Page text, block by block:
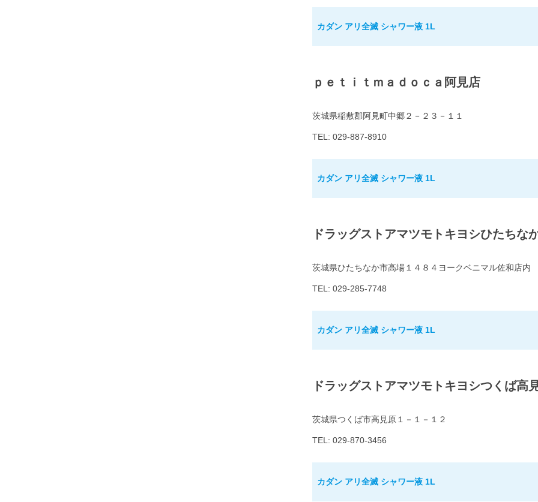
カダン アリ全滅 シャワー液 1L
ｐｅｔｉｔｍａｄｏｃａ阿見店
茨城県稲敷郡阿見町中郷２－２３－１１
TEL: 029-887-8910
カダン アリ全滅 シャワー液 1L
ドラッグストアマツモトキヨシひたちな
茨城県ひたちなか市高場１４８４ヨークベニマル佐和店内
TEL: 029-285-7748
カダン アリ全滅 シャワー液 1L
ドラッグストアマツモトキヨシつくば高
茨城県つくば市高見原１－１－１２
TEL: 029-870-3456
カダン アリ全滅 シャワー液 1L